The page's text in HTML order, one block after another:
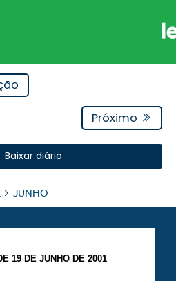
Próximo
Baixar diário
JUNHO
19 DE JUNHO DE 2001